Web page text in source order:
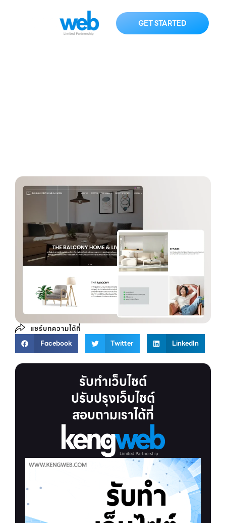
GET STARTED
แชร์บทความได้ที่
Facebook
Twitter LinkedIn
รับทำเว็บไชต์
ปรับปรุงเว็บไชต์
สอบถามเราได้ที่